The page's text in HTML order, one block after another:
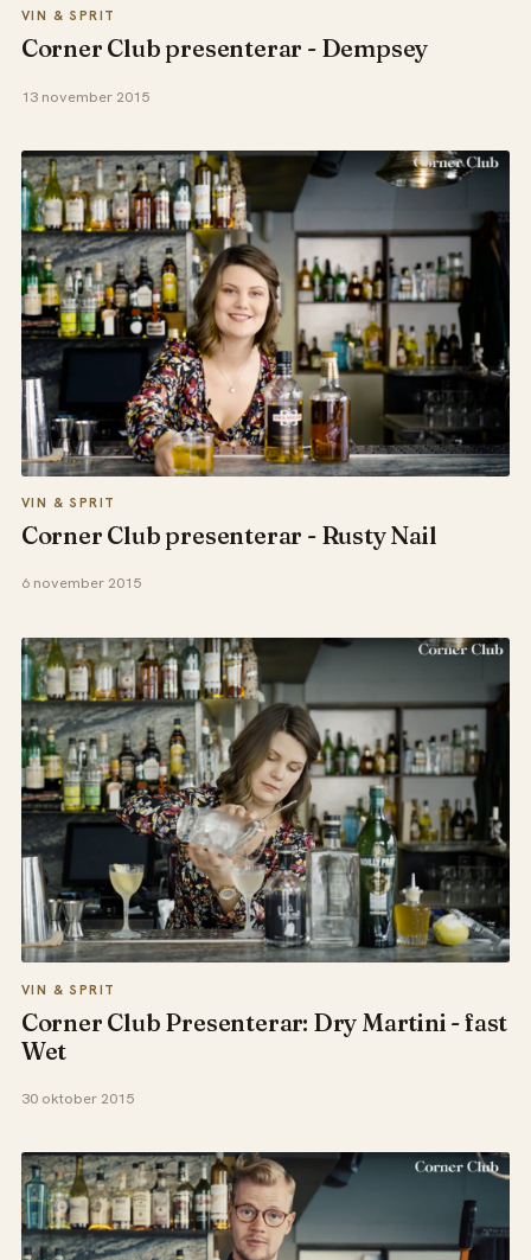
VIN & SPRIT
Corner Club presenterar - Dempsey
13 november 2015
VIN & SPRIT
Corner Club presenterar - Rusty Nail
6 november 2015
VIN & SPRIT
Corner Club Presenterar: Dry Martini - fast
Wet
30 oktober 2015